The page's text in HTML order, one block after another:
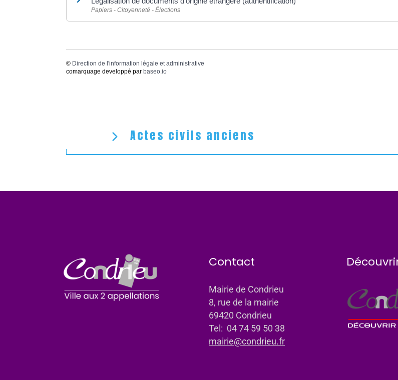
Papiers - Citoyenneté - Élections
© Direction de l'information légale et administrative
comarquage developpé par baseo.io
Actes civils anciens
Contact
Mairie de Condrieu
8, rue de la mairie
69420 Condrieu
Tel: 04 74 59 50 38
mairie@condrieu.fr